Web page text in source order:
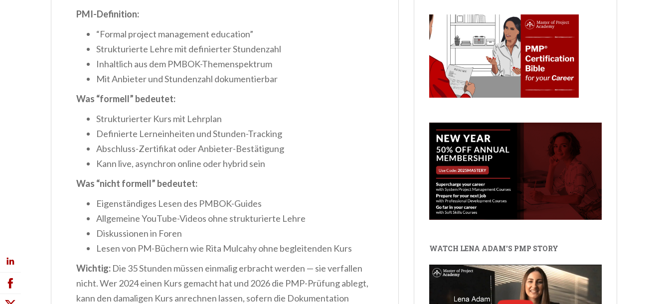
PMI-Definition:
“Formal project management education”
Strukturierte Lehre mit definierter Stundenzahl
Inhaltlich aus dem PMBOK-Themenspektrum
Mit Anbieter und Stundenzahl dokumentierbar
Was “formell” bedeutet:
Strukturierter Kurs mit Lehrplan
Definierte Lerneinheiten und Stunden-Tracking
Abschluss-Zertifikat oder Anbieter-Bestätigung
Kann live, asynchron online oder hybrid sein
Was “nicht formell” bedeutet:
Eigenständiges Lesen des PMBOK-Guides
Allgemeine YouTube-Videos ohne strukturierte Lehre
Diskussionen in Foren
Lesen von PM-Büchern wie Rita Mulcahy ohne begleitenden Kurs
Wichtig: Die 35 Stunden müssen einmalig erbracht werden — sie verfallen
nicht. Wer 2024 einen Kurs gemacht hat und 2026 die PMP-Prüfung ablegt,
kann den damaligen Kurs anrechnen lassen, sofern die Dokumentation
WATCH LENA ADAM'S PMP STORY